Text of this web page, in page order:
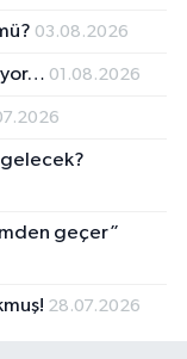
03.08.2026
01.08.2026
gelecek?
geçer”
28.07.2026